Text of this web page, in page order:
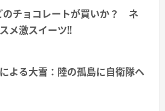
のチョコレートが買いか？ ネ
メ激スイーツ!!
よる大雪：陸の孤島に自衛隊ヘ